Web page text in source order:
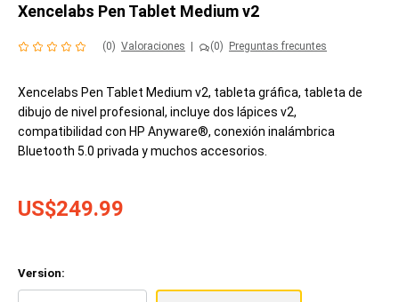
Xencelabs Pen Tablet Medium v2
(0) Valoraciones (0) Preguntas frecuntes
Xencelabs Pen Tablet Medium v2, tableta gráfica, tableta de
dibujo de nivel profesional, incluye dos lápices v2,
compatibilidad con HP Anyware®, conexión inalámbrica
Bluetooth 5.0 privada y muchos accesorios.
US$249.99
Version: